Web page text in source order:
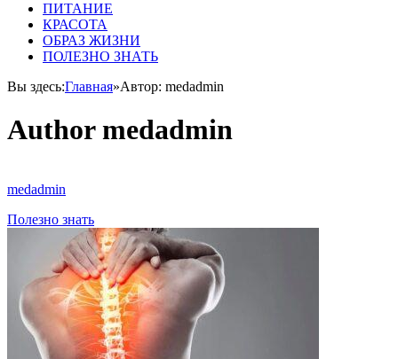
ПИТАНИЕ
КРАСОТА
ОБРАЗ ЖИЗНИ
ПОЛЕЗНО ЗНАТЬ
Вы здесь:Главная»Автор: medadmin
Authormedadmin
medadmin
Полезно знать